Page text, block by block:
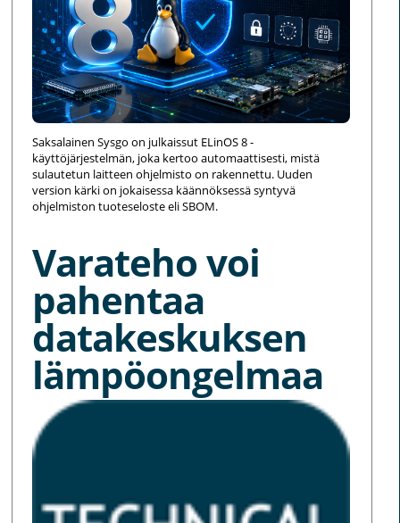
Saksalainen Sysgo on julkaissut ELinOS 8 -
käyttöjärjestelmän, joka kertoo automaattisesti, mistä
sulautetun laitteen ohjelmisto on rakennettu. Uuden
version kärki on jokaisessa käännöksessä syntyvä
ohjelmiston tuoteseloste eli SBOM.
Varateho voi
pahentaa
datakeskuksen
lämpöongelmaa